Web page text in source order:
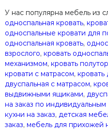
У нас популярна мебель из
односпальная кровать,
односпальные кровати для
односпальная кровать,
взрослого, кровать
механизмом, кровать
кровати с матрасом, кровать
двуспальная с матрасом,
выдвижными ящиками,
на заказ по
кухни на заказ, детская
заказ, мебель для прихожей